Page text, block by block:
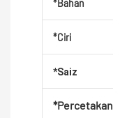
*Bahan
*Ciri
*Saiz
*Percetakan